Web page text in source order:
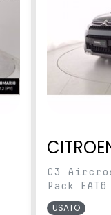
C3
Pack EAT6
USATO